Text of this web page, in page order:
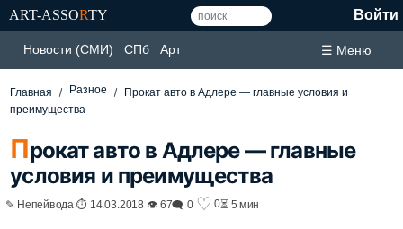
ART-ASSORTY Войти
Новости (СМИ) СПб Арт ☰ Меню
Главная Разное
Прокат авто в Адлере — главные условия и
преимущества
Прокат авто в Адлере — главные
условия и преимущества
✎ Непейвода ⏱ 14.03.2018 👁 67🗨 0 ♡ 0⏳ 5 мин